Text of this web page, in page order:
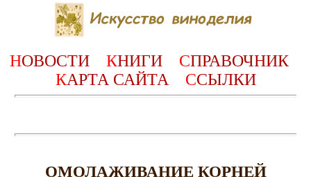
НОВОСТИ КНИГИ СПРАВОЧНИК
КАРТА САЙТА ССЫЛКИ
ОМОЛАЖИВАНИЕ КОРНЕЙ